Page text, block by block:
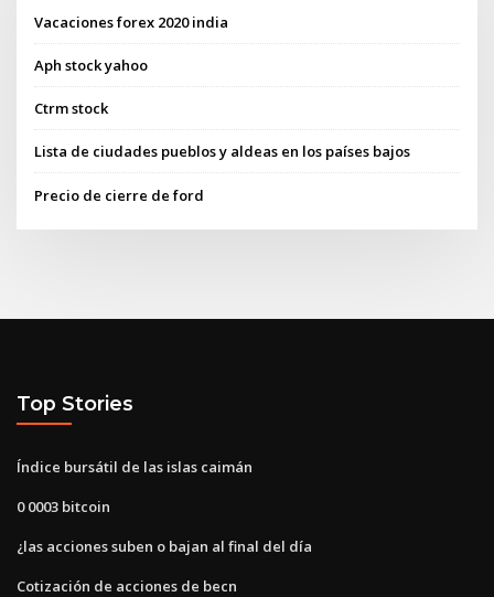
Vacaciones forex 2020 india
Aph stock yahoo
Ctrm stock
Lista de ciudades pueblos y aldeas en los países bajos
Precio de cierre de ford
Top Stories
Índice bursátil de las islas caimán
0 0003 bitcoin
¿las acciones suben o bajan al final del día
Cotización de acciones de becn